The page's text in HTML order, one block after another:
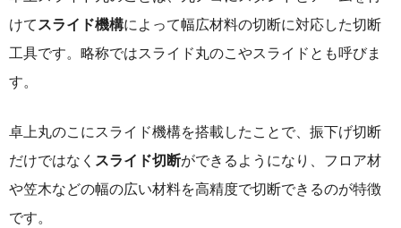
けてスライド機構によって幅広材料の切断に対応した切断
工具です。略称ではスライド丸のこやスライドとも呼びま
す。
卓上丸のこにスライド機構を搭載したことで、振下げ切断
だけではなく スライド切断ができるようになり、フロア材
や笠木などの幅の広い材料を高精度で切断できるのが特徴
です。